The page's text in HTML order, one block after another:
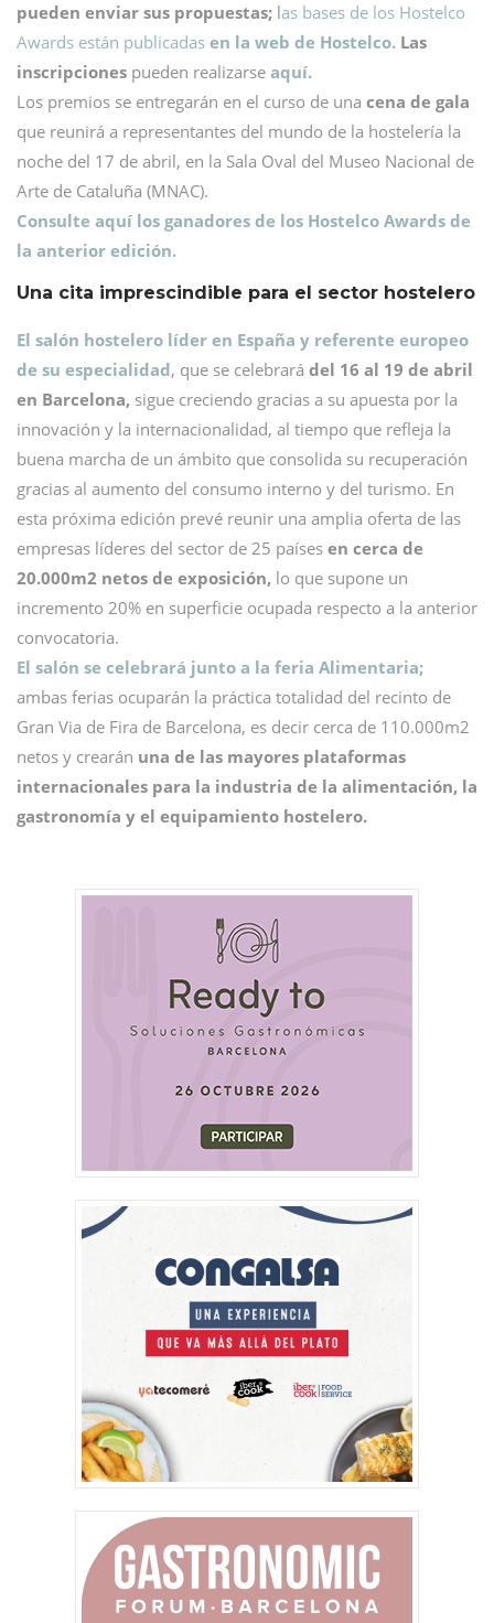
pueden enviar sus propuestas; las bases de los Hostelco
Awards están publicadas en la web de Hostelco. Las
inscripciones pueden realizarse aquí.
Los premios se entregarán en el curso de una cena de gala
que reunirá a representantes del mundo de la hostelería la
noche del 17 de abril, en la Sala Oval del Museo Nacional de
Arte de Cataluña (MNAC).
Consulte aquí los ganadores de los Hostelco Awards de
la anterior edición.
Una cita imprescindible para el sector hostelero
El salón hostelero líder en España y referente europeo
de su especialidad, que se celebrará del 16 al 19 de abril
en Barcelona, sigue creciendo gracias a su apuesta por la
innovación y la internacionalidad, al tiempo que refleja la
buena marcha de un ámbito que consolida su recuperación
gracias al aumento del consumo interno y del turismo. En
esta próxima edición prevé reunir una amplia oferta de las
empresas líderes del sector de 25 países en cerca de
20.000m2 netos de exposición, lo que supone un
incremento 20% en superficie ocupada respecto a la anterior
convocatoria.
El salón se celebrará junto a la feria Alimentaria;
ambas ferias ocuparán la práctica totalidad del recinto de
Gran Via de Fira de Barcelona, es decir cerca de 110.000m2
netos y crearán una de las mayores plataformas
internacionales para la industria de la alimentación, la
gastronomía y el equipamiento hostelero.